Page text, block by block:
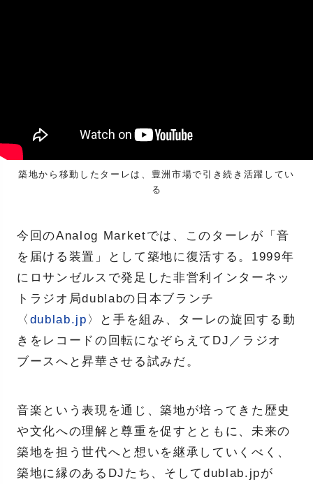
築地から移動したターレは、豊洲市場で引き続き活躍してい
る
今回のAnalog Marketでは、このターレが「音
を届ける装置」として築地に復活する。1999年
にロサンゼルスで発足した非営利インターネッ
トラジオ局dublabの日本ブランチ
〈 dublab.jp 〉と手を組み、ターレの旋回する動
きをレコードの回転になぞらえてDJ／ラジオ
ブースへと昇華させる試みだ。
音楽という表現を通じ、築地が培ってきた歴史
や文化への理解と尊重を促すとともに、未来の
築地を担う世代へと想いを継承していくべく、
築地に縁のあるDJたち、そしてdublab.jpが